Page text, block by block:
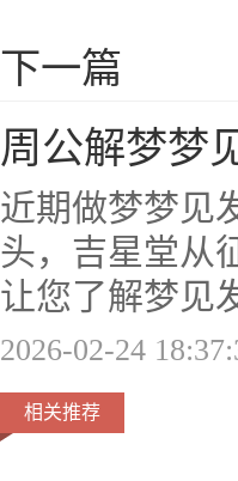
下一篇
周公解梦梦
近期做梦梦见
头，吉星堂从
让您了解梦见
2026-02-24
相关推荐